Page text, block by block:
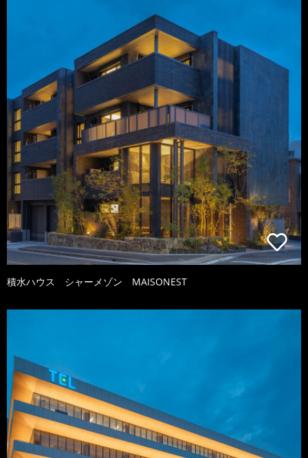
積水ハウス シャーメゾン MAISONEST